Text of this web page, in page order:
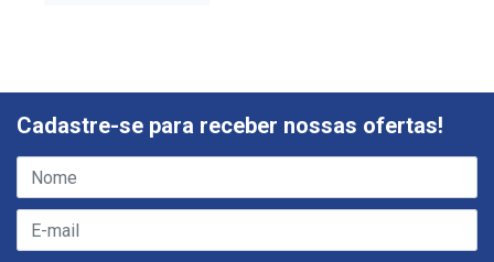
Cadastre-se para receber nossas ofertas!